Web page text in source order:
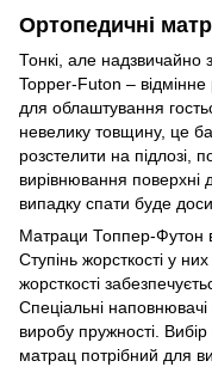
Ортопедичні
Тонкі, але надзвичайно
Topper-Futon –
для облаштування
невелику товщину, це
розстелити на підлозі,
вирівнювання
випадку спати буде
Матраци Топпер-Футон
Ступінь жорсткості у
жорсткості
Спеціальні
виробу пружності.
матрац потрібний для